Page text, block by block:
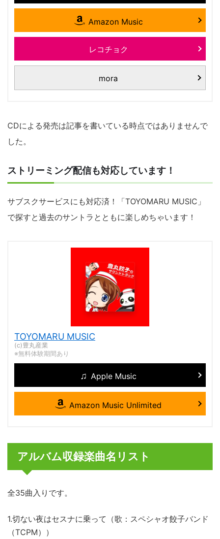
Amazon Music
レコチョク
mora
CDによる発売は記事を書いている時点ではありませんで
した。
ストリーミング配信も対応しています！
サブスクサービスにも対応済！「TOYOMARU MUSIC」
で探すと過去のサントラとともに楽しめちゃいます！
TOYOMARU MUSIC
(c)豊丸産業
※無料体験期間あり
Apple Music
Amazon Music Unlimited
アルバム収録楽曲名リスト
全35曲入りです。
1.切ない夜はセスナに乗って（歌：スペシャオ餃子バンド
（TCPM））